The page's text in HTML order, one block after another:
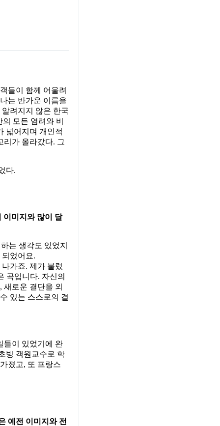
들이 함께 어울려
는 반가운 이름을
려지지 않은 한국
모든 염려와 비
넓어지며 개인적
리가 올라갔다. 그
다.
이미지와 많이 달
는 생각도 있었지
었어요.
가죠. 제가 불렀
곡입니다. 자신의
로운 결단을 외
있는 스스로의 결
들이 있었기에 완
빙 객원교수로 학
졌고, 또 프랑스
예전 이미지와 전